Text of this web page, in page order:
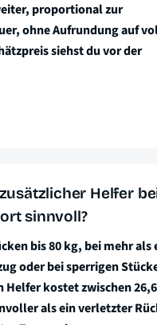
proportional zur
ohne Aufrundung auf
siehst du vor der
Helfer
sinnvoll?
bis 80 kg, bei mehr als
oder bei sperrigen
Helfer kostet zwischen
als ein verletzter